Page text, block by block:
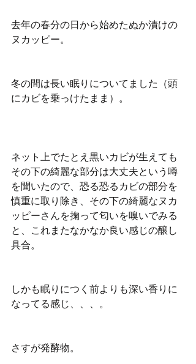
去年の春分の日から始めたぬか漬けの
ヌカッピー。
冬の間は長い眠りについてました（頭
にカビを乗っけたまま）。
ネット上でたとえ黒いカビが生えても
その下の綺麗な部分は大丈夫という噂
を聞いたので、恐る恐るカビの部分を
慎重に取り除き、その下の綺麗なヌカ
ッピーさんを掬って匂いを嗅いでみる
と、これまたなかなか良い感じの醸し
具合。
しかも眠りにつく前よりも深い香りに
なってる感じ、、、。
さすが発酵物。